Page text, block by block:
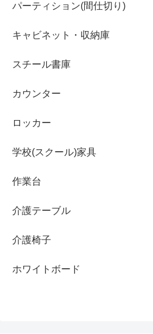
パーティション(間仕切り)
キャビネット・収納庫
スチール書庫
カウンター
ロッカー
学校(スクール)家具
作業台
介護テーブル
介護椅子
ホワイトボード